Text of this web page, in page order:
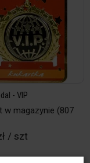
- VIP
w magazynie (807
/ szt